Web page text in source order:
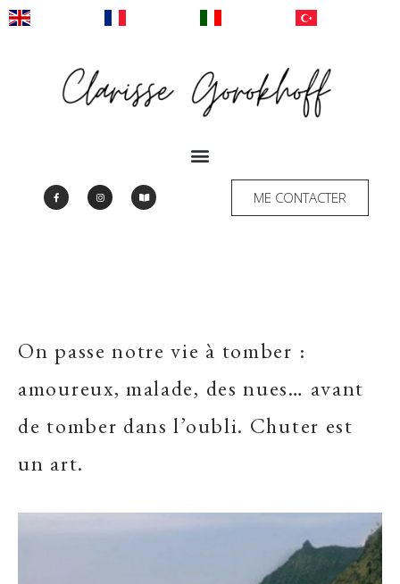
ME CONTACTER
On passe notre vie à tomber :
amoureux, malade, des nues… avant
de tomber dans l’oubli. Chuter est
un art.